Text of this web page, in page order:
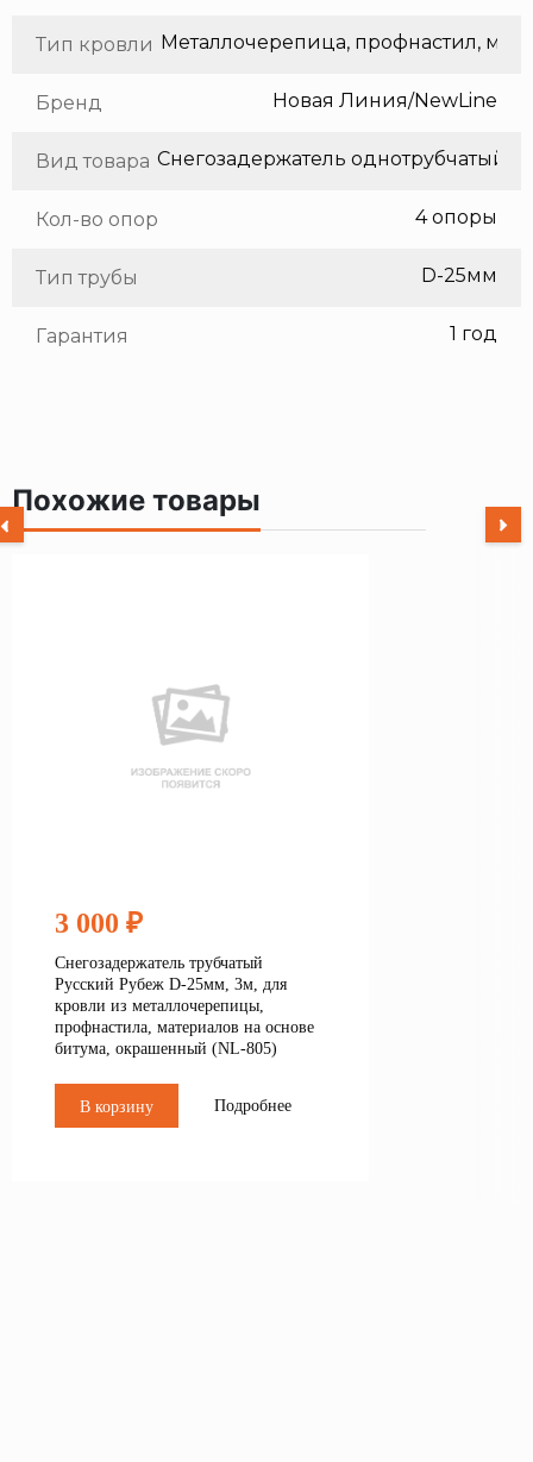
Тип кровли
Бренд Новая Линия/NewLine
Вид товара Снегозадержатель однотрубчатый
Кол-во опор 4 опоры
Тип трубы D-25мм
Гарантия 1 год
Похожие товары
3 000 ₽
Снегозадержатель трубчатый
Русский Рубеж D-25мм, 3м, для
кровли из металлочерепицы,
профнастила, материалов на основе
битума, окрашенный (NL-805)
В корзину Подробнее